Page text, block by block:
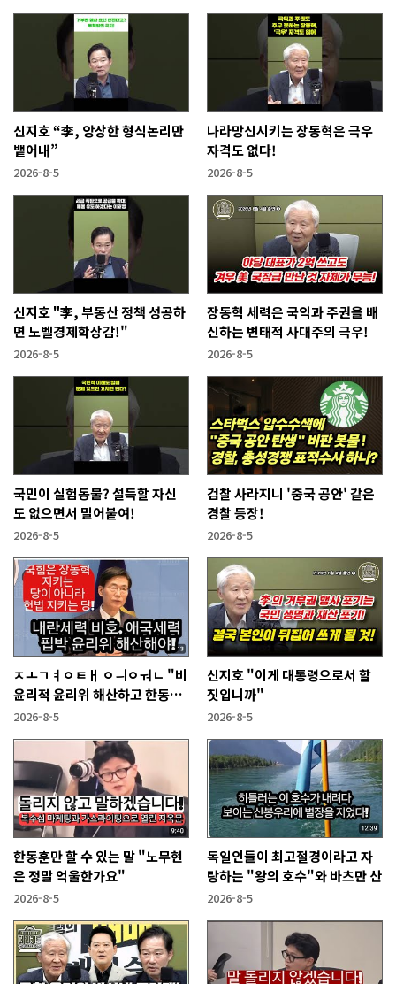
신지호 “李, 앙상한 형식논리만
뱉어내”
2026-8-5
나라망신시키는 장동혁은 극우
자격도 없다!
2026-8-5
신지호 "李, 부동산 정책 성공하
면 노벨경제학상감!"
2026-8-5
장동혁 세력은 국익과 주권을 배
신하는 변태적 사대주의 극우!
2026-8-5
국민이 실험동물? 설득할 자신
도 없으면서 밀어붙여!
2026-8-5
검찰 사라지니 '중국 공안' 같은
경찰 등장!
2026-8-5
ㅈㅗㄱㅕㅇㅌㅐ ㅇㅢㅇㅝㄴ "비
윤리적 윤리위 해산하고 한동훈
복당 시켜야"
2026-8-5
신지호 "이게 대통령으로서 할
짓입니까"
2026-8-5
한동훈만 할 수 있는 말 "노무현
은 정말 억울한가요"
2026-8-5
독일인들이 최고절경이라고 자
랑하는 "왕의 호수"와 바츠만 산
2026-8-5